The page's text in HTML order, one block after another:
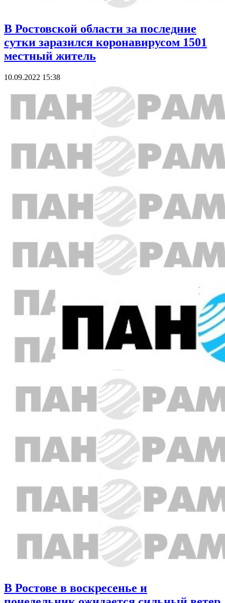
В Ростовской области за последние
сутки заразился коронавирусом 1501
местный житель
10.09.2022 15:38
В Ростове в воскресенье и